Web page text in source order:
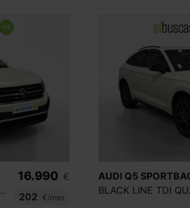
ADVANCE 1.0 TSI 81KW (110CV)
16.990 €
202
€/mes
AUDI Q5